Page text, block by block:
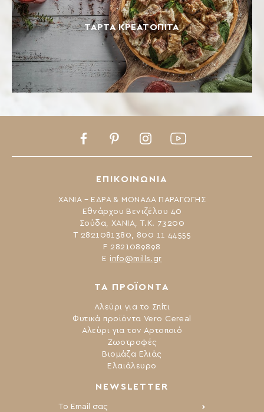
ΤΑΡΤΑ ΚΡΕΑΤΟΠΙΤΑ
NEWSLETTER
Το Email σας:
ΤΑ ΠΡΟΪΟΝΤΑ
Αλεύρι για το Σπίτι
Φυτικά προϊόντα Vero Cereal
Αλεύρι για τον Αρτοποιό
Ζωοτροφές
Βιομάζα Ελιάς
Ελαιάλευρο
ΕΠΙΚΟΙΝΩΝΙΑ
ΧΑΝΙΑ – ΕΔΡΑ & ΜΟΝΑΔΑ ΠΑΡΑΓΩΓΗΣ
Εθνάρχου Βενιζέλου 40
Σούδα, ΧΑΝΙΑ, Τ.Κ. 73200
Τ 2821081380, 800 11 44555
F 2821089898
Ε info@mills.gr
FacebookPinterestInstagramYoutube